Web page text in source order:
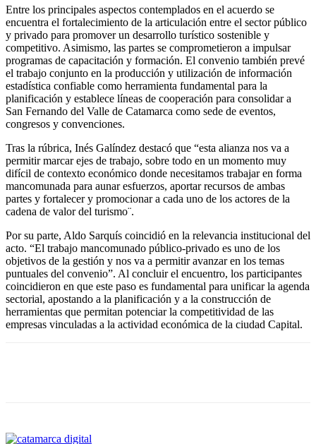
Entre los principales aspectos contemplados en el acuerdo se
encuentra el fortalecimiento de la articulación entre el sector público
y privado para promover un desarrollo turístico sostenible y
competitivo. Asimismo, las partes se comprometieron a impulsar
programas de capacitación y formación. El convenio también prevé
el trabajo conjunto en la producción y utilización de información
estadística confiable como herramienta fundamental para la
planificación y establece líneas de cooperación para consolidar a
San Fernando del Valle de Catamarca como sede de eventos,
congresos y convenciones.
Tras la rúbrica, Inés Galíndez destacó que “esta alianza nos va a
permitir marcar ejes de trabajo, sobre todo en un momento muy
difícil de contexto económico donde necesitamos trabajar en forma
mancomunada para aunar esfuerzos, aportar recursos de ambas
partes y fortalecer y promocionar a cada uno de los actores de la
cadena de valor del turismo¨.
Por su parte, Aldo Sarquís coincidió en la relevancia institucional del
acto. “El trabajo mancomunado público-privado es uno de los
objetivos de la gestión y nos va a permitir avanzar en los temas
puntuales del convenio”. Al concluir el encuentro, los participantes
coincidieron en que este paso es fundamental para unificar la agenda
sectorial, apostando a la planificación y a la construcción de
herramientas que permitan potenciar la competitividad de las
empresas vinculadas a la actividad económica de la ciudad Capital.